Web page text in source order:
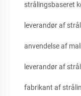
strålingsbaseret
leverandør af
anvendelse af
leverandør af
fabrikant af